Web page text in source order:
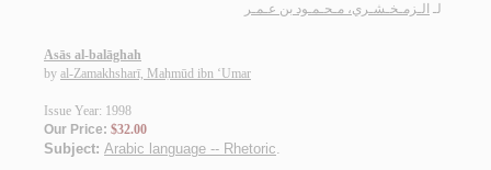
لـ الـزمـخـشـري، مـحـمـود بن عـمـر
Asās al-balāghah
by al-Zamakhsharī, Maḥmūd ibn ‘Umar
Issue Year: 1998
Our Price: $32.00
Subject: Arabic language -- Rhetoric.